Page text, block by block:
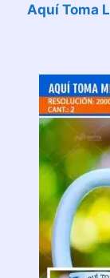
Aquí Toma